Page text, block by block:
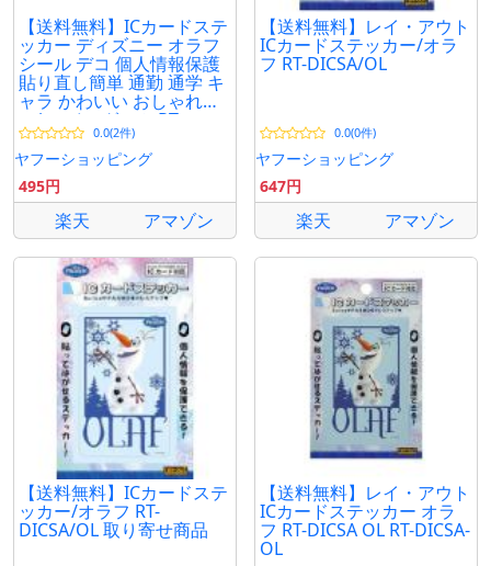
【送料無料】ICカードステ
ッカー ディズニー オラフ
シール デコ 個人情報保護
貼り直し簡単 通勤 通学 キ
ャラ かわいい おしゃれ
suica イングレム RT-
DICSA-OL0.0(2件)
ヤフーショッピング
495円
楽天 アマゾン
【送料無料】レイ・アウト
ICカードステッカー/オラ
フ RT-DICSA/OL
0.0(0件)
ヤフーショッピング
647円
楽天 アマゾン
【送料無料】ICカードステ
ッカー/オラフ RT-
DICSA/OL 取り寄せ商品
【送料無料】レイ・アウト
ICカードステッカー オラ
フ RT-DICSA OL RT-DICSA-
OL